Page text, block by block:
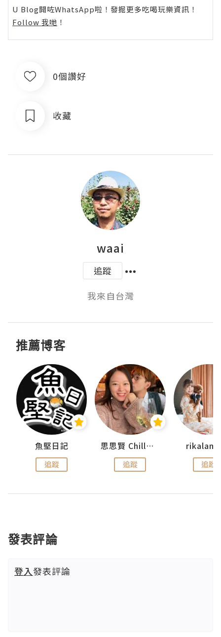
U Blog開咗WhatsApp啦！發掘更多吃喝玩樂資訊！
Follow 我哋 ！
0個讚好
收藏
waai
追蹤
我來自台灣
推薦博客
魚堅日記
追蹤
思思賢 ChillMyBabe
追蹤 追蹤
發表評論
登入發表評論